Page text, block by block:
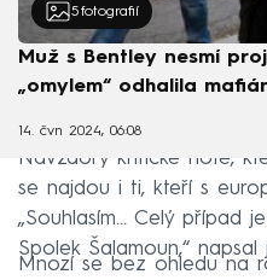
5 fotografií
Muž s Bentley nesmí
„omylem“ odhalila
14. čvn 2024, 06:08
Navzdory kritické notě,
se najdou i ti, kteří s
„Souhlasím... Celý případ
Spolek Šalamoun,“
Mnozí se bez ohledu na